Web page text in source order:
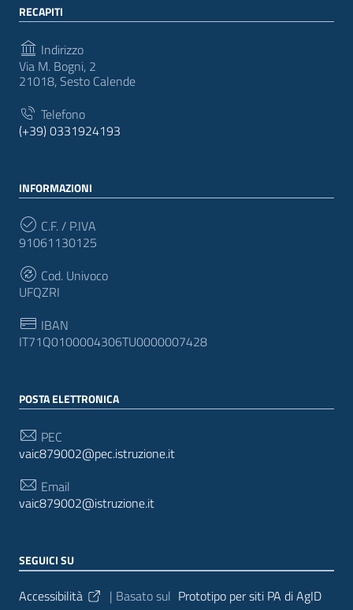
RECAPITI
Indirizzo
Via M. Bogni, 2
21018, Sesto Calende
Telefono
(+39) 0331924193
INFORMAZIONI
C.F. / P.IVA
91061130125
Cod. Univoco
UFQZRI
IBAN
IT71Q0100004306TU0000007428
POSTA ELETTRONICA
PEC
vaic879002@pec.istruzione.it
Email
vaic879002@istruzione.it
SEGUICI SU
Sezione Link Utili
Accessibilità | Basato sul Prototipo per siti PA di AgID